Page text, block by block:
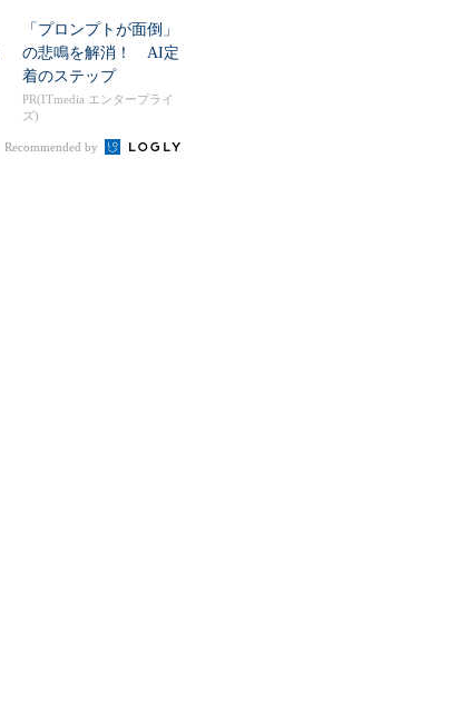
「プロンプトが面倒」
の悲鳴を解消！ AI定
着のステップ
PR(ITmedia エンタープライ
ズ)
Recommended by